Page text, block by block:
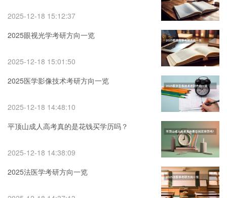
2025-12-18 15:12:37
2025眼视光学考研方向一览
2025-12-18 15:01:50
2025医学影像技术考研方向一览
2025-12-18 14:48:10
平顶山成人高考真的是花钱买学历吗？
2025-12-18 14:38:09
2025法医学考研方向一览